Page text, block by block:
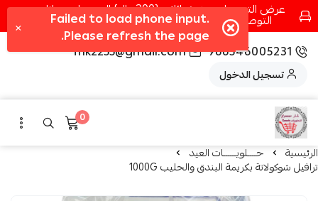
عرض التوصيل عند شرائك بـ{200ريال} التوصيل مجانا
التوصيل في مكه فقط كل اسبوع اصناف جديدة
966546005231
fhk2255@gmail.com
تسجيل الدخول
0
الرئيسية حــــلويــــــات العيد
ترافيل شوكولاتة بكريمة البندق والحليب 1000G